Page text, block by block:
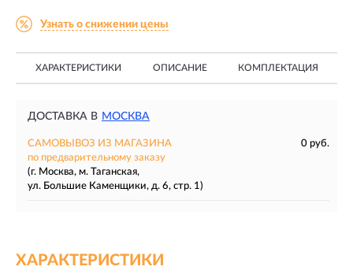
Узнать о снижении цены
ХАРАКТЕРИСТИКИ ОПИСАНИЕ КОМПЛЕКТАЦИЯ
ДОСТАВКА В МОСКВА
САМОВЫВОЗ ИЗ МАГАЗИНА
0 руб.
по предварительному заказу
(г. Москва, м. Таганская,
ул. Большие Каменщики, д. 6, стр. 1)
ХАРАКТЕРИСТИКИ